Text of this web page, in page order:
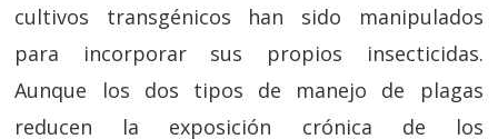
cultivos transgénicos han sido manipulados
para incorporar sus propios insecticidas.
Aunque los dos tipos de manejo de plagas
reducen la exposición crónica de los